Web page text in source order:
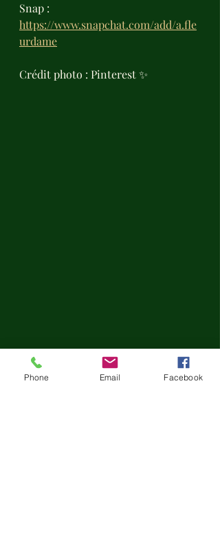
Snap :
https://www.snapchat.com/add/a.fle
urdame
Crédit photo : Pinterest ✨
Phone Email Facebook